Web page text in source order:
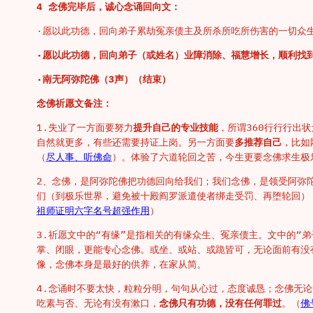
4 念佛完毕后，诚心念诵回向文：
·愿以此功德，回向弟子累劫冤亲债主及所杀所吃所伤害的一切众
·愿以此功德，回向弟子（或姓名）业障消除、福慧增长，顺利找
·南无阿弥陀佛（3声）（结束）
念佛祈愿文备注：
1.失业了一方面要努力提升自己的专业技能，所谓360行行行出
自然就更多，有些还需要持证上岗。另一方面要多推荐自己 ，比
（尽人事、听佛命）。体验了六道轮回之苦，今生更要念佛求生极
2、念佛，是阿弥陀佛把功德回向给我们；我们念佛，是领受阿弥
们（到极乐世界，避免被十殿阎罗派遣使者绑走受罚、再堕轮回
祖师证明六字名号超强作用）
3.祈愿文中的“有缘”是指相关的有缘众生、冤亲债主。文中的“
掌、闭眼，更能专心念佛。或坐、或站、或跪皆可，无论面前有
像，念佛本身是最好的供养，在家从简。
4.念诵时不要太快，粒粒分明，句句从心过，态度诚恳；念佛无
吃素与否、无论有没有漱口， 念佛只有功德，没有任何罪过。（佛